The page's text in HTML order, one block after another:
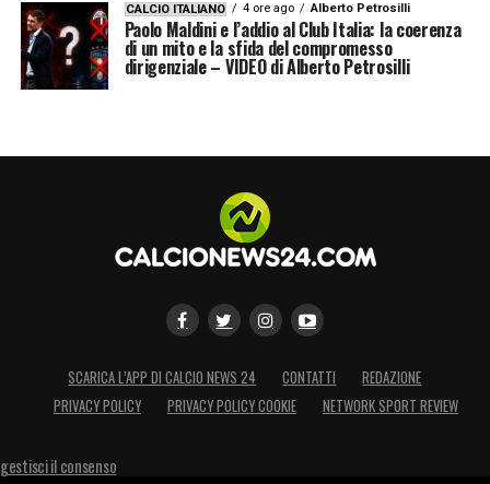
CALCIO ITALIANO 4 ore ago Alberto Petrosilli
Paolo Maldini e l’addio al Club Italia: la coerenza
di un mito e la sfida del compromesso
dirigenziale – VIDEO di Alberto Petrosilli
SCARICA L’APP DI CALCIO NEWS 24 CONTATTI
REDAZIONE
PRIVACY POLICY
PRIVACY POLICY COOKIE NETWORK SPORT REVIEW
gestisci il consenso